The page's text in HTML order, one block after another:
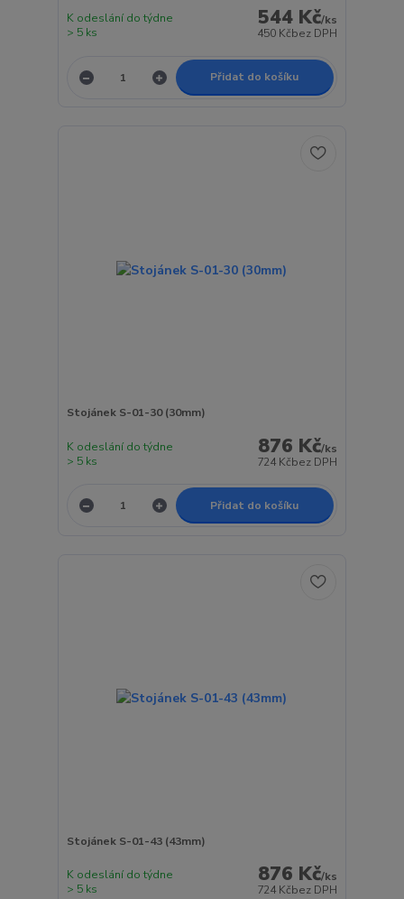
544 Kč/ks
450 Kčbez DPH
K odeslání do týdne
> 5 ks
Přidat do košíku
Stojánek S-01-30 (30mm)
876 Kč/ks
724 Kčbez DPH
K odeslání do týdne
> 5 ks
Přidat do košíku
Stojánek S-01-43 (43mm)
876 Kč/ks
724 Kčbez DPH
K odeslání do týdne
> 5 ks